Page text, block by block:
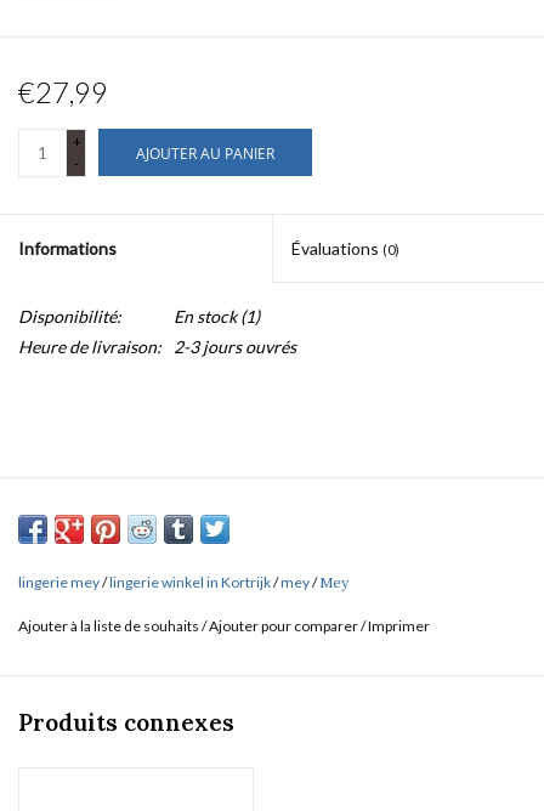
€27,99
+
-
AJOUTER AU PANIER
Informations Évaluations (0)
Disponibilité: En stock(1)
Heure de livraison: 2-3 jours ouvrés
lingerie mey/lingerie winkel in Kortrijk/mey/Mey
Ajouter à la liste de souhaits /Ajouter pour comparer/Imprimer
Produits connexes